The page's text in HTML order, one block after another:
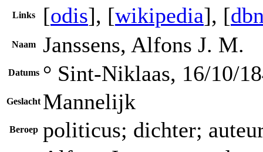
Links [odis], [wikipedia], [
Naam Janssens, Alfons J. M.
Datums ° Sint-Niklaas, 16/10/
Geslacht Mannelijk
Beroep politicus; dichter;